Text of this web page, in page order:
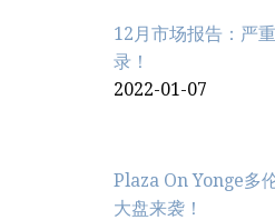
12月市场报告：严
录！
2022-01-07
Plaza On Yonge多
大盘来袭！